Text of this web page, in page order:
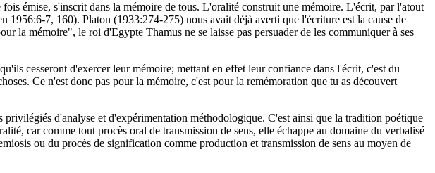
émise, s'inscrit dans la mémoire de tous. L'oralité construit une mémoire. L'écrit, par l'atout
7, 160). Platon (1933:274-275) nous avait déjà averti que l'écriture est la cause de
la mémoire", le roi d'Egypte Thamus ne se laisse pas persuader de les communiquer à ses
cesseront d'exercer leur mémoire; mettant en effet leur confiance dans l'écrit, c'est du
Ce n'est donc pas pour la mémoire, c'est pour la remémoration que tu as découvert
d'analyse et d'expérimentation méthodologique. C'est ainsi que la tradition poétique
car comme tout procès oral de transmission de sens, elle échappe au domaine du verbalisé
ou du procès de signification comme production et transmission de sens au moyen de